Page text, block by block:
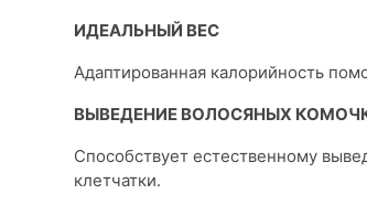
ИДЕАЛЬНЫЙ ВЕС
Адаптированная калорийность
ВЫВЕДЕНИЕ ВОЛОСЯНЫХ
Способствует естественному
клетчатки.